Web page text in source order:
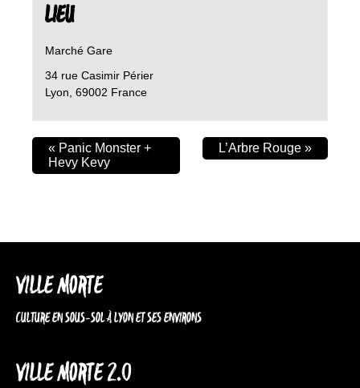
LIEU
Marché Gare
34 rue Casimir Périer
Lyon 69002 France
« Panic Monster +
Hevy Kevy
L’Arbre Rouge »
VILLE MORTE
CULTURE EN SOUS-SOL À LYON ET SES ENVIRONS
VILLE MORTE 2.0